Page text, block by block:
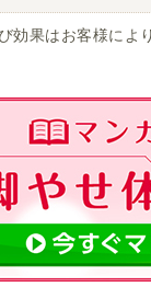
効果はお客様によ